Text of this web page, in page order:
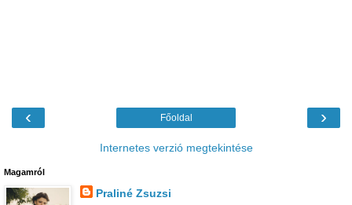
‹ ›
Főoldal
Internetes verzió megtekintése
Magamról
Praliné Zsuzsi